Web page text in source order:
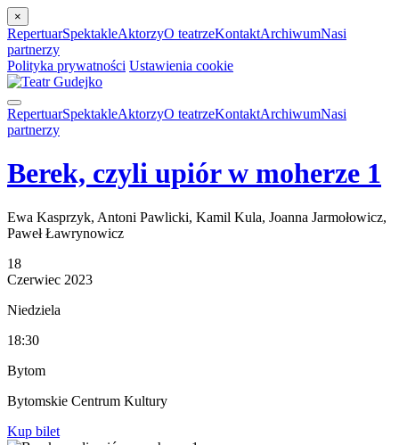
×
RepertuarSpektakleAktorzyO teatrzeKontaktArchiwumNasi
partnerzy
Polityka prywatności Ustawienia cookie
RepertuarSpektakleAktorzyO teatrzeKontaktArchiwumNasi
partnerzy
Berek, czyli upiór w moherze 1
Ewa Kasprzyk, Antoni Pawlicki, Kamil Kula, Joanna Jarmołowicz,
Paweł Ławrynowicz
18
Czerwiec 2023
Niedziela
18:30
Bytom
Bytomskie Centrum Kultury
Kup bilet